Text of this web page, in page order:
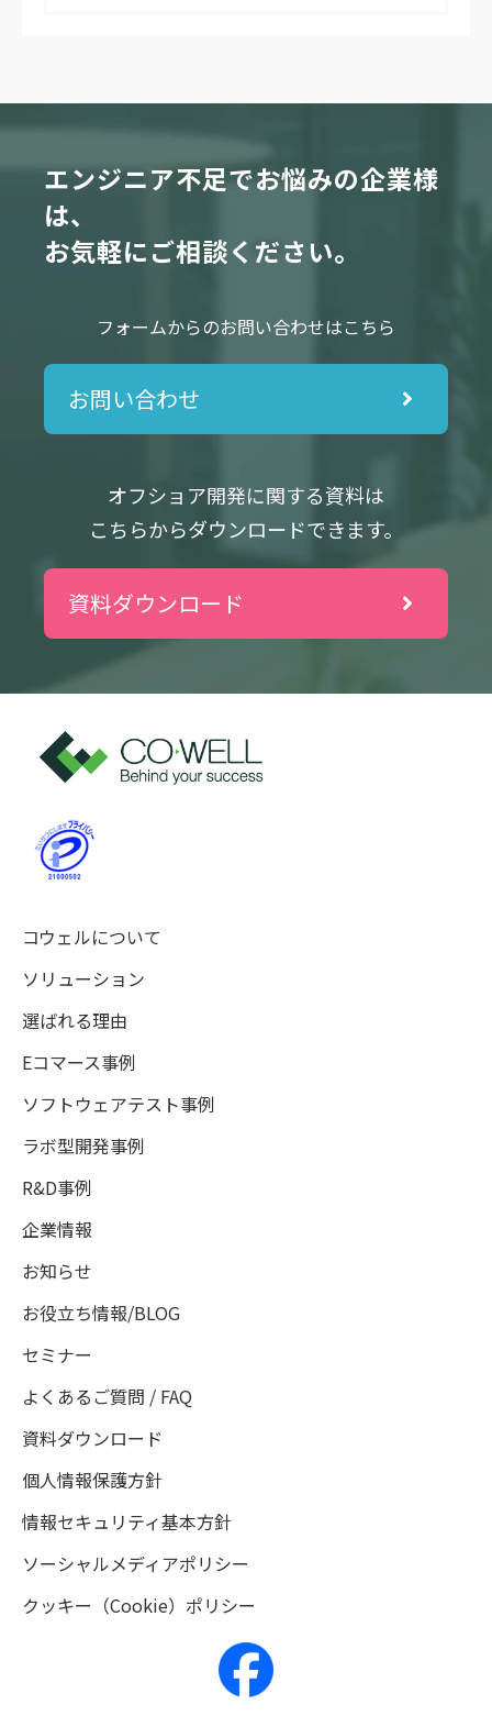
エンジニア不足でお悩みの企業様
は、
お気軽にご相談ください。
フォームからのお問い合わせはこちら
お問い合わせ
オフショア開発に関する資料は
こちらからダウンロードできます。
資料ダウンロード
コウェルについて
ソリューション
選ばれる理由
Eコマース事例
ソフトウェアテスト事例
ラボ型開発事例
R&D事例
企業情報
お知らせ
お役立ち情報/BLOG
セミナー
よくあるご質問 / FAQ
資料ダウンロード
個人情報保護方針
情報セキュリティ基本方針
ソーシャルメディアポリシー
クッキー（Cookie）ポリシー